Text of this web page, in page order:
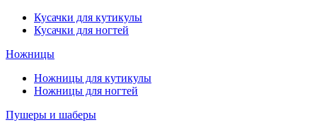
Кусачки для кутикулы
Кусачки для ногтей
Ножницы
Ножницы для кутикулы
Ножницы для ногтей
Пушеры и шаберы